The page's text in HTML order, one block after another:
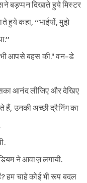
बड़प्पन दिखाते हुये मिस्टर
कहा, ‘‘भाईयों, मुझे
भी आपसे बहस की." वन-डे
आनंद लीजिए और देखिए
उनकी अच्छी द्रैनिंग का
ने आवाज़ लगायी.
हम चाहे कोई भी रूप बदल